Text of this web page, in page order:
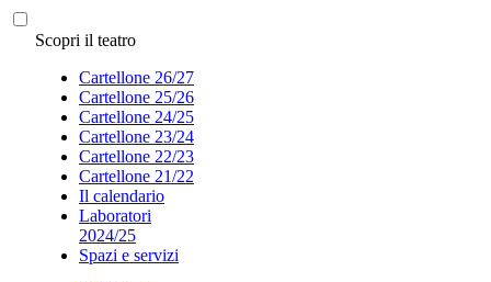
Scopri il teatro
Cartellone 26/27
Cartellone 25/26
Cartellone 24/25
Cartellone 23/24
Cartellone 22/23
Cartellone 21/22
Il calendario
Laboratori
2024/25
Spazi e servizi